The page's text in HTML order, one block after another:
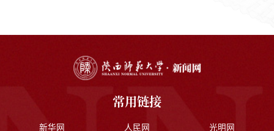
常用链接
新华网 人民网 光明网